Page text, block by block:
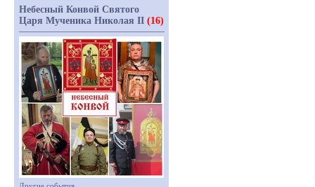
Небесный Конвой Святого
Царя Мученика Николая II (16)